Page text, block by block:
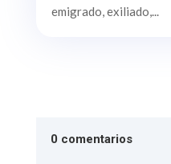
emigrado, exiliado,...
0 comentarios